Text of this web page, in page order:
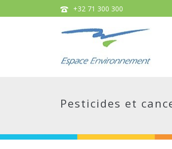
+32 71 300 300
Pesticides et